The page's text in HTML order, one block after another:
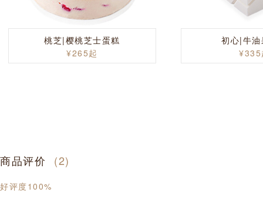
桃芝|樱桃芝士蛋糕
¥265起
初心|牛
¥335
商品评价 (2)
好评度100%